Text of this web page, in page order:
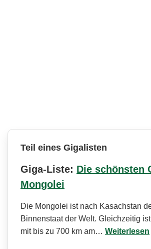
Teil eines Gigalisten
Giga-Liste: Die schönsten
Mongolei
Die Mongolei ist nach Kasachstan
Binnenstaat der Welt. Gleichzeitig
mit bis zu 700 km am… Weiterlesen